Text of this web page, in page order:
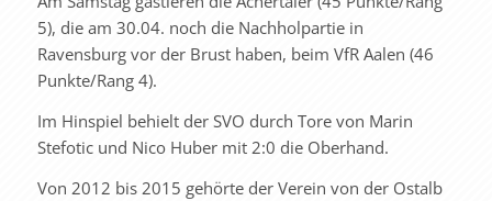
5), die am 30.04. noch die Nachholpartie in
Ravensburg vor der Brust haben, beim VfR Aalen (46
Punkte/Rang 4).
Im Hinspiel behielt der SVO durch Tore von Marin
Stefotic und Nico Huber mit 2:0 die Oberhand.
Von 2012 bis 2015 gehörte der Verein von der Ostalb